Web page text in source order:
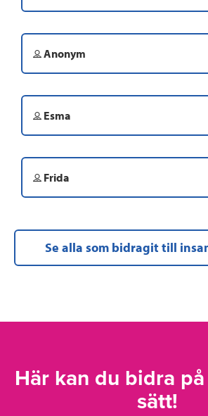
Anonym
Esma
Frida
Se alla som bidragit till
Här kan du bidra
sätt!